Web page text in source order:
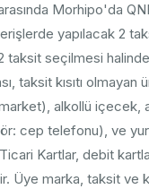
Morhipo'da
yapılacak 2
taksit seçilmesi
taksit kısıtı
alkollü
cep telefonu), ve yurt
Kartlar, debit
Üye marka, taksit